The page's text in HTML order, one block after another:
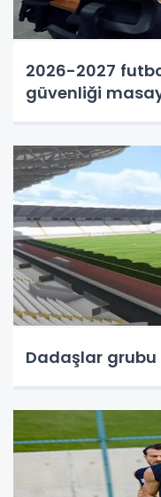
2026-2027
güvenliği
Dadaşlar grubu